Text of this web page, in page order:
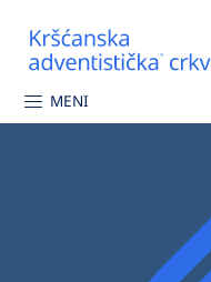
MENI